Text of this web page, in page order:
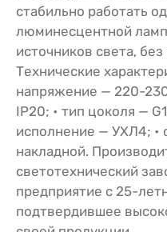
стабильно работать
люминесцентной
источников света,
Технические
напряжение — 220-
IP20; • тип цоколя —
исполнение — УХЛ4; •
накладной.
светотехнический
предприятие с 25-
подтвердившее